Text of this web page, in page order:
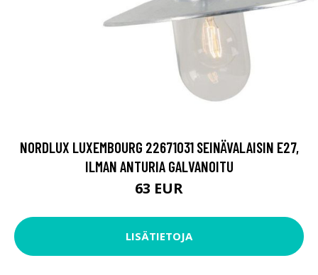
NORDLUX LUXEMBOURG 22671031 SEINÄVALAISIN E27,
ILMAN ANTURIA GALVANOITU
63 EUR
LISÄTIETOJA